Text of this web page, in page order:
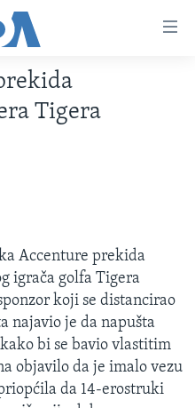
Tigera
Accenture prekida
igrača golfa Tigera
koji se distancirao
najavio je da napušta
bi se bavio vlastitim
objavilo da je imalo vezu
da 14-erostruki